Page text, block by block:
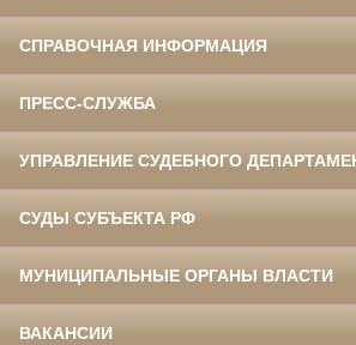
СПРАВОЧНАЯ ИНФОРМАЦИЯ
ПРЕСС-СЛУЖБА
УПРАВЛЕНИЕ СУДЕБНОГО
СУДЫ СУБЪЕКТА РФ
МУНИЦИПАЛЬНЫЕ ОРГАНЫ ВЛАСТИ
ВАКАНСИИ